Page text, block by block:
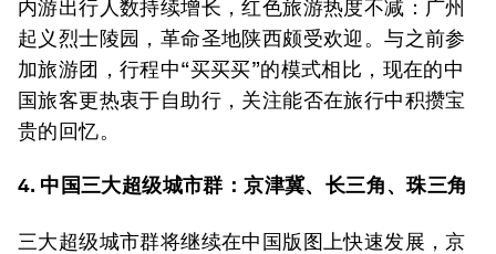
内游出行人数持续增长，红色旅游热度不减：广州
起义烈士陵园，革命圣地陕西颇受欢迎。与之前参
加旅游团，行程中“买买买”的模式相比，现在的中
国旅客更热衷于自助行，关注能否在旅行中积攒宝
贵的回忆。
4. 中国三大超级城市群：京津冀、长三角、珠三角
三大超级城市群将继续在中国版图上快速发展，京